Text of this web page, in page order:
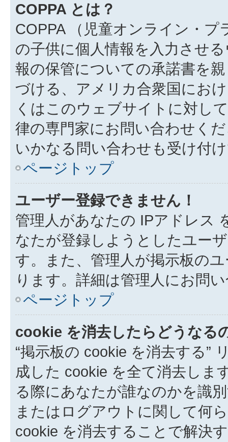
COPPA とは？
COPPA （児童オンライン・
の子供に個人情報を入力させ
報の保管についての承諾書を
づける、アメリカ合衆国にお
くはこのウェブサイトに対し
律の専門家にお問い合わせく
いかなる問い合わせも受け付
ページトップ
ユーザー登録できません！
管理人があなたの IPアドレス
なたが登録しようとしたユー
す。また、管理人が掲示板の
ります。詳細は管理人にお問
ページトップ
cookie を消去したらどうなる
“掲示板の cookie を消去する”
成した cookie を全て消去しま
る際にあなたが誰なのかを識
またはログアウトに関して何
cookie を消去することで解決